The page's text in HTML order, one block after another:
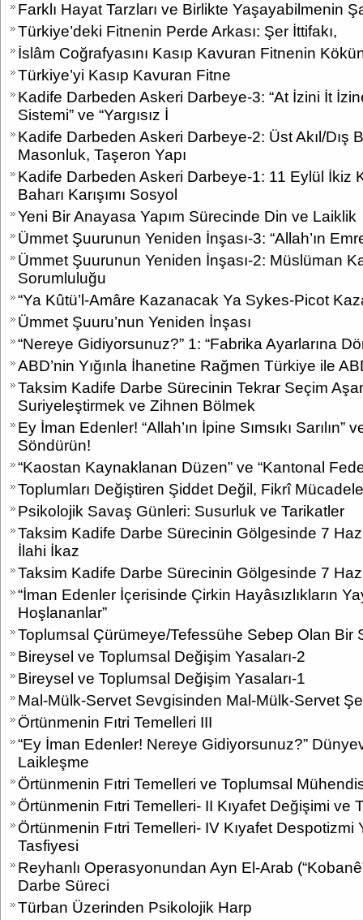
Farklı Hayat Tarzları ve Birlikte Yaşayabilmenin
Türkiye’deki Fitnenin Perde Arkası: Şer İttifakı,
İslâm Coğrafyasını Kasıp Kavuran Fitnenin
Türkiye’yi Kasıp Kavuran Fitne
Kadife Darbeden Askeri Darbeye-3: “At İzini İt
Sistemi” ve “Yargısız İ
Kadife Darbeden Askeri Darbeye-2: Üst Akıl/Dış
Masonluk, Taşeron Yapı
Kadife Darbeden Askeri Darbeye-1: 11 Eylül İkiz
Baharı Karışımı Sosyol
Yeni Bir Anayasa Yapım Sürecinde Din ve Laiklik
Ümmet Şuurunun Yeniden İnşası-3: “Allah’ın
Ümmet Şuurunun Yeniden İnşası-2: Müslüman
Sorumluluğu
“Ya Kûtü’l-Amâre Kazanacak Ya Sykes-Picot
Ümmet Şuuru’nun Yeniden İnşası
“Nereye Gidiyorsunuz?” 1: “Fabrika Ayarlarına
ABD’nin Yığınla İhanetine Rağmen Türkiye ile
Taksim Kadife Darbe Sürecinin Tekrar Seçim
Suriyeleştirmek ve Zihnen Bölmek
Ey İman Edenler! “Allah’ın İpine Sımsıkı
Söndürün!
“Kaostan Kaynaklanan Düzen” ve “Kantonal
Toplumları Değiştiren Şiddet Değil, Fikrî
Psikolojik Savaş Günleri: Susurluk ve Tarikatler
Taksim Kadife Darbe Sürecinin Gölgesinde 7
İlahi İkaz
Taksim Kadife Darbe Sürecinin Gölgesinde 7
“İman Edenler İçerisinde Çirkin Hayâsızlıkların
Hoşlananlar”
Toplumsal Çürümeye/Tefessühe Sebep Olan Bir
Bireysel ve Toplumsal Değişim Yasaları-2
Bireysel ve Toplumsal Değişim Yasaları-1
Mal-Mülk-Servet Sevgisinden Mal-Mülk-Servet
Örtünmenin Fıtri Temelleri III
“Ey İman Edenler! Nereye Gidiyorsunuz?”
Laikleşme
Örtünmenin Fıtri Temelleri ve Toplumsal
Örtünmenin Fıtri Temelleri- II Kıyafet Değişimi ve
Örtünmenin Fıtri Temelleri- IV Kıyafet
Tasfiyesi
Reyhanlı Operasyonundan Ayn El-Arab
Darbe Süreci
Türban Üzerinden Psikolojik Harp